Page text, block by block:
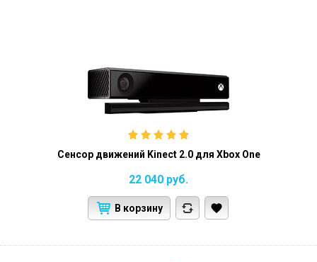
Сенсор движений Kinect 2.0 для Xbox One
22 040 руб.
В корзину